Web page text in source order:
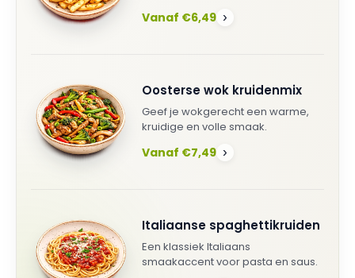
Vanaf €6,49 ›
Oosterse wok kruidenmix
Geef je wokgerecht een warme,
kruidige en volle smaak.
Vanaf €7,49 ›
Italiaanse spaghettikruiden
Een klassiek Italiaans
smaakaccent voor pasta en saus.